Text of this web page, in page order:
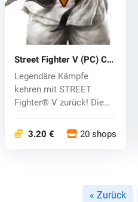
Street Fighter V (PC) CD
key
Legendäre Kämpfe
kehren mit STREET
Fighter® V zurück! Die
3.20 € 20 shops
« Zurück